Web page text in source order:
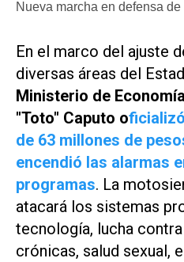
Nueva marcha en defensa
En el marco del ajuste
diversas áreas del
Ministerio de
"Toto" Caputo o
de 63 millones de
encendió las alarmas
programas. La
atacará los sistemas
tecnología, lucha
crónicas, salud sexual,